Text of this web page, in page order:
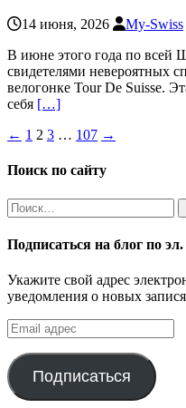
14 июня, 2026 My-Swiss
В июне этого года по всей
свидетелями невероятных
велогонке Tour De Suisse.
себя […]
Пагинация
записей
← 1 2 3 … 107 →
Поиск по сайту
Найти:
Подписаться на блог по
Укажите свой адрес
уведомления о новых
Email
адрес
Подписаться